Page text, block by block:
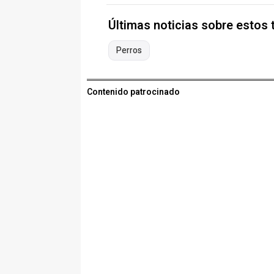
Últimas noticias sobre estos
Perros
Contenido patrocinado